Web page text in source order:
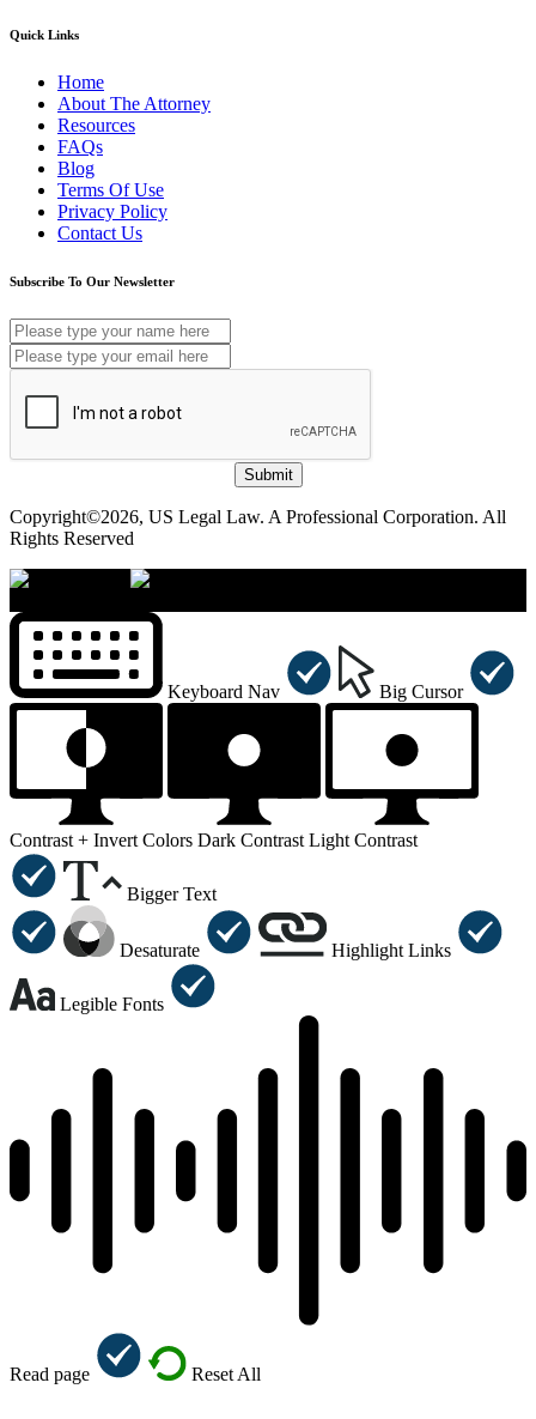
Quick Links
Home
About The Attorney
Resources
FAQs
Blog
Terms Of Use
Privacy Policy
Contact Us
Subscribe To Our Newsletter
Submit
Copyright©2026, US Legal Law. A Professional Corporation. All
Rights Reserved
Keyboard Nav Big Cursor
Contrast + Invert Colors Dark Contrast Light Contrast
Bigger Text
Desaturate Highlight Links
Legible Fonts
Read page Reset All